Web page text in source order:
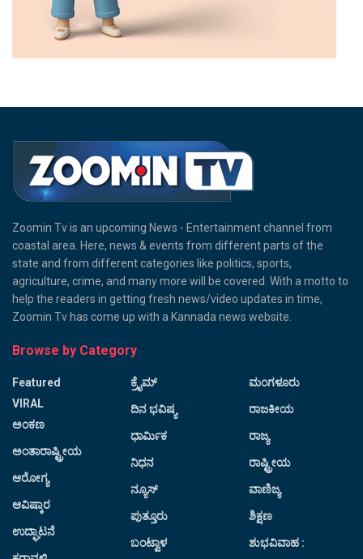
Zoomin Tv is an upcoming News - Entertainment channel from
coastal area. Here, news & events from different parts of the
state and from different categories like politics, sports,
agriculture, crime, and many more will be covered. With a motto to
help the readers in getting fresh news/video updates in time,
Zoomin Tv has come up with a Kannada news website.
Browse by Category
Featured
VIRAL
ಅಂಕಣ
ಅಂತಾರಾಷ್ಟ್ರೀಯ
ಆರೋಗ್ಯ
ಆವಿಷ್ಕಾರ
ಉದ್ಘಾಟನೆ
ಕ್ರೈಮ್
ದಿನ ಭವಿಷ್ಯ
ಧಾರ್ಮಿಕ
ನಿಧನ
ನ್ಯೂಸ್
ಪುತ್ತೂರು
ಬಂಟ್ವಾಳ
ಮಂಗಳೂರು
ರಾಜಕೀಯ
ರಾಜ್ಯ
ರಾಷ್ಟ್ರೀಯ
ವಾಣಿಜ್ಯ
ಶಿಕ್ಷಣ
ಶುಭವಿವಾಹ :